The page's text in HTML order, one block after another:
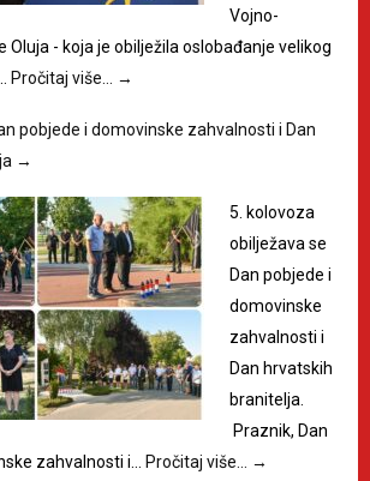
Vojno-
Oluja - koja je obilježila oslobađanje velikog
Pročitaj više… →
pobjede i domovinske zahvalnosti i Dan
→
5. kolovoza
obilježava se
Dan pobjede i
domovinske
zahvalnosti i
Dan hrvatskih
branitelja.
Praznik, Dan
zahvalnosti i…
Pročitaj više… →